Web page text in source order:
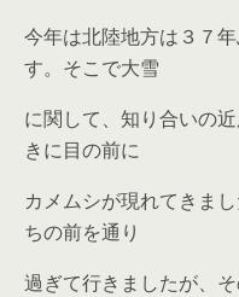
今年は北陸地方は３７
す。そこで大雪
に関して、知り合いの
きに目の前に
カメムシが現れてきま
ちの前を通り
過ぎて行きましたが、